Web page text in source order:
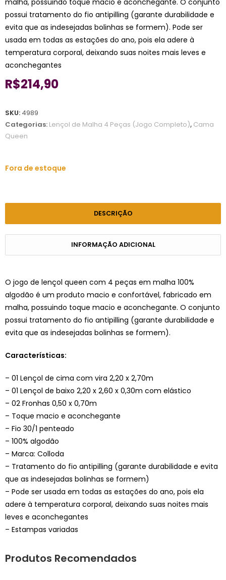
possui tratamento do fio antipilling (garante durabilidade e
evita que as indesejadas bolinhas se formem). Pode ser
usada em todas as estações do ano, pois ela adere à
temperatura corporal, deixando suas noites mais leves e
aconchegantes
R$214,90
SKU: 4989
Categorias: Lençol de Malha 4 Peças (Jogo Completo), Cama
Queen
Fora de estoque
DESCRIÇÃO
INFORMAÇÃO ADICIONAL
O jogo de lençol queen com 4 peças em malha 100%
algodão é um produto macio e confortável, fabricado em
malha, possuindo toque macio e aconchegante. O conjunto
possui tratamento do fio antipilling (garante durabilidade e
evita que as indesejadas bolinhas se formem).
Características:
– 01 Lençol de cima com vira 2,20 x 2,70m
– 01 Lençol de baixo 2,20 x 2,60 x 0,30m com elástico
– 02 Fronhas 0,50 x 0,70m
– Toque macio e aconchegante
– Fio 30/1 penteado
– 100% algodão
– Marca: Colloda
– Tratamento do fio antipilling (garante durabilidade e evita
que as indesejadas bolinhas se formem)
– Pode ser usada em todas as estações do ano, pois ela
adere à temperatura corporal, deixando suas noites mais
leves e aconchegantes
– Estampas variadas
Produtos Recomendados